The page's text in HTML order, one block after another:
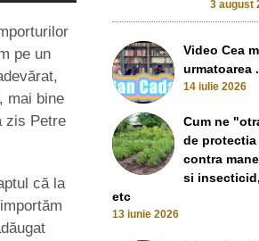
pe un
mai bine
zis Petre
că la
3 august
Video Cea
urmatoarea
14 iulie 2026
Cum ne
de protectia
contra
si
etc
13 iunie 2026